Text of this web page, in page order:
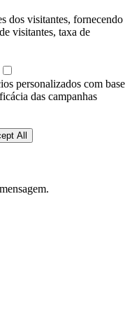
dos visitantes, fornecendo
visitantes, taxa de
personalizados com base
das campanhas
All